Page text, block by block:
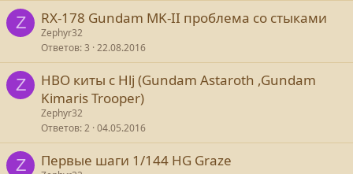
Z RX-178 Gundam MK-II проблема со стыками
Zephyr32
Ответов 3 22.08.2016
Z
HBO киты с Hlj (Gundam Astaroth ,Gundam
Kimaris Trooper)
Zephyr32
Ответов 2 04.05.2016
Z Первые шаги 1/144 HG Graze